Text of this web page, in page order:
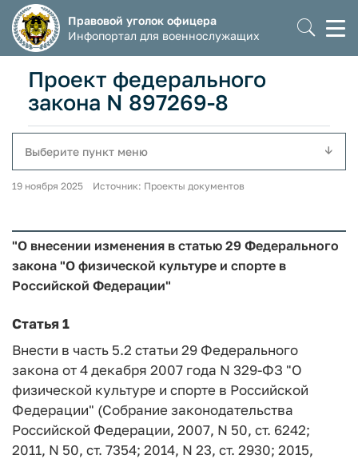
Правовой уголок офицера
Инфопортал для военнослужащих
Проект федерального
закона N 897269-8
Выберите пункт меню
19 ноября 2025 Источник: Проекты документов
"О внесении изменения в статью 29 Федерального
закона "О физической культуре и спорте в
Российской Федерации"
Статья 1
Внести в часть 5.2 статьи 29 Федерального
закона от 4 декабря 2007 года N 329-ФЗ "О
физической культуре и спорте в Российской
Федерации" (Собрание законодательства
Российской Федерации, 2007, N 50, ст. 6242;
2011, N 50, ст. 7354; 2014, N 23, ст. 2930; 2015,